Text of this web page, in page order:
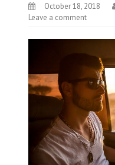
October 18, 2018
Leave a comment